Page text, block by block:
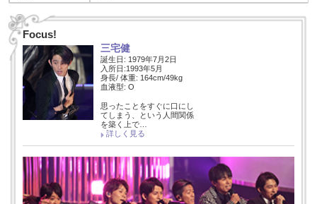
Focus!
三宅健
誕生日: 1979年7月2日
入所日:1993年5月
身長/ 体重: 164cm/49kg
血液型: O
思ったことをすぐに口にし
てしまう、という人間関係
を築く上で…
詳しく見る